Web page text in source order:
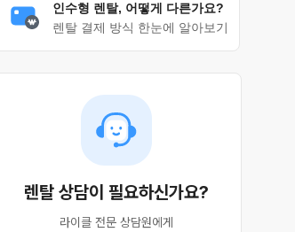
인수형 렌탈, 어떻게 다른가요?
렌탈 결제 방식 한눈에 알아보기
렌탈 상담이 필요하신가요?
라이클 전문 상담원에게